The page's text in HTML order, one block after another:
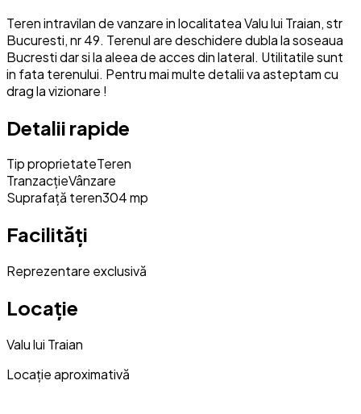
Teren intravilan de vanzare in localitatea Valu lui Traian, str
Bucuresti, nr 49. Terenul are deschidere dubla la soseaua
Bucresti dar si la aleea de acces din lateral. Utilitatile sunt
in fata terenului. Pentru mai multe detalii va asteptam cu
drag la vizionare !
Detalii rapide
Tip proprietateTeren
TranzacțieVânzare
Suprafață teren304 mp
Facilități
Reprezentare exclusivă
Locație
Valu lui Traian
Locație aproximativă